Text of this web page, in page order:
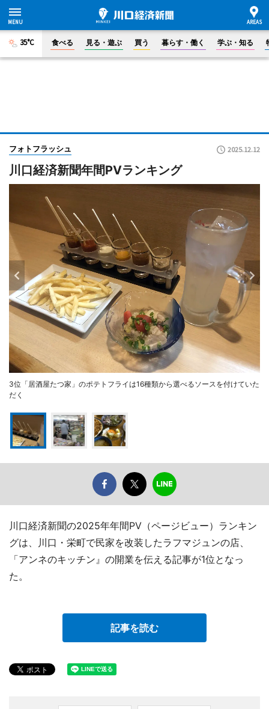
35°C 食べる 見る・遊ぶ 買う 暮らす・働く 学ぶ・知る
フォトフラッシュ 2025.12.12
川口経済新聞年間PVランキング
3位「居酒屋たつ家」のポテトフライは16種類から選べるソースを付けていた
だく
川口経済新聞の2025年年間PV（ページビュー）ランキン
グは、川口・栄町で民家を改装したラフマジュンの店、
「アンネのキッチン』の開業を伝える記事が1位となっ
た。
記事を読む